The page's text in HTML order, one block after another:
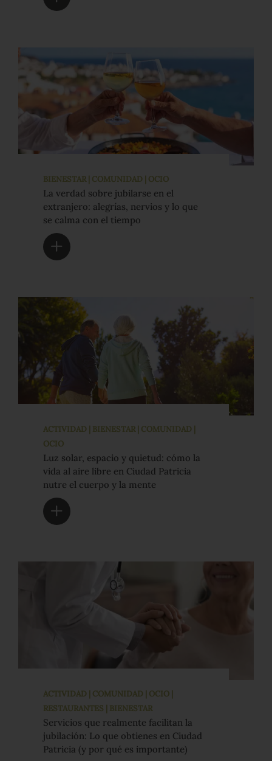
BIENESTAR | COMUNIDAD | OCIO
La verdad sobre jubilarse en el
extranjero: alegrías, nervios y lo que
se calma con el tiempo
ACTIVIDAD | BIENESTAR | COMUNIDAD |
OCIO
Luz solar, espacio y quietud: cómo la
vida al aire libre en Ciudad Patricia
nutre el cuerpo y la mente
ACTIVIDAD | COMUNIDAD | OCIO |
RESTAURANTES | BIENESTAR
Servicios que realmente facilitan la
jubilación: Lo que obtienes en Ciudad
Patricia (y por qué es importante)